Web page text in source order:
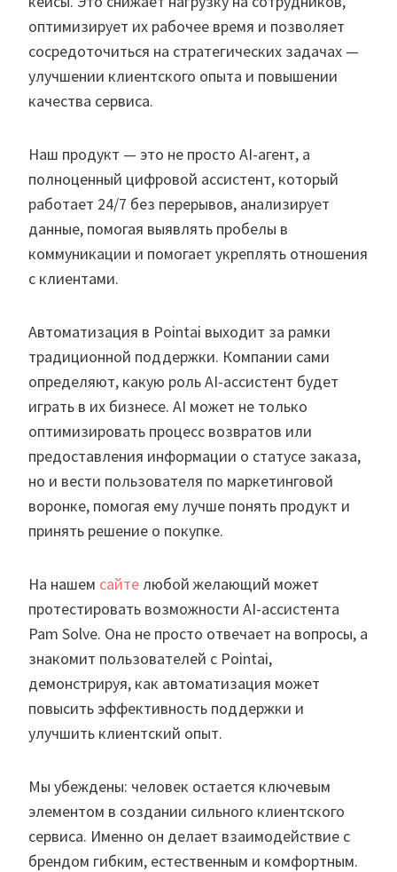
оптимизирует их рабочее время и позволяет
сосредоточиться на стратегических задачах —
улучшении клиентского опыта и повышении
качества сервиса.
Наш продукт — это не просто AI-агент, а
полноценный цифровой ассистент, который
работает 24/7 без перерывов, анализирует
данные, помогая выявлять пробелы в
коммуникации и помогает укреплять отношения
с клиентами.
Автоматизация в Pointai выходит за рамки
традиционной поддержки. Компании сами
определяют, какую роль AI-ассистент будет
играть в их бизнесе. AI может не только
оптимизировать процесс возвратов или
предоставления информации о статусе заказа,
но и вести пользователя по маркетинговой
воронке, помогая ему лучше понять продукт и
принять решение о покупке.
На нашем сайтелюбой желающий может
протестировать возможности AI-ассистента
Pam Solve. Она не просто отвечает на вопросы, а
знакомит пользователей с Pointai,
демонстрируя, как автоматизация может
повысить эффективность поддержки и
улучшить клиентский опыт.
Мы убеждены: человек остается ключевым
элементом в создании сильного клиентского
сервиса. Именно он делает взаимодействие с
брендом гибким, естественным и комфортным.